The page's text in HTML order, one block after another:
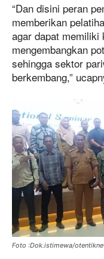
“Dan disini peran
memberikan
agar dapat memiliki
mengembangkan
sehingga sektor
berkembang,”
Foto :Dok.istimewa/